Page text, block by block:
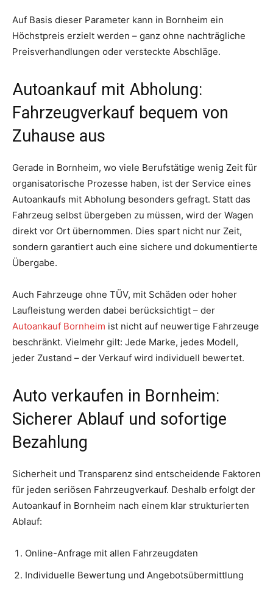
Auf Basis dieser Parameter kann in Bornheim ein
Höchstpreis erzielt werden – ganz ohne nachträgliche
Preisverhandlungen oder versteckte Abschläge.
Autoankauf mit Abholung:
Fahrzeugverkauf bequem von
Zuhause aus
Gerade in Bornheim, wo viele Berufstätige wenig Zeit für
organisatorische Prozesse haben, ist der Service eines
Autoankaufs mit Abholung besonders gefragt. Statt das
Fahrzeug selbst übergeben zu müssen, wird der Wagen
direkt vor Ort übernommen. Dies spart nicht nur Zeit,
sondern garantiert auch eine sichere und dokumentierte
Übergabe.
Auch Fahrzeuge ohne TÜV, mit Schäden oder hoher
Laufleistung werden dabei berücksichtigt – der
Autoankauf Bornheim ist nicht auf neuwertige Fahrzeuge
beschränkt. Vielmehr gilt: Jede Marke, jedes Modell,
jeder Zustand – der Verkauf wird individuell bewertet.
Auto verkaufen in Bornheim:
Sicherer Ablauf und sofortige
Bezahlung
Sicherheit und Transparenz sind entscheidende Faktoren
für jeden seriösen Fahrzeugverkauf. Deshalb erfolgt der
Autoankauf in Bornheim nach einem klar strukturierten
Ablauf:
Online-Anfrage mit allen Fahrzeugdaten
Individuelle Bewertung und Angebotsübermittlung